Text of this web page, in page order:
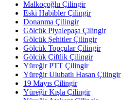
Malkoçoğlu Çilingir
Eski Habibler Çilingir
Donanma Çilingir
Gölcük Piyalepaşa Çilingir
Gölcük Şehitler Çilingir
Gölcük Topçular Çilingir
Gölcük Çiftlik Çilingir
Yüreğir PTT Çilingir
Yüreğir Ulubatlı Hasan Çilingir
19 Mayıs Çilingir
Yüreğir Kışla Çilingir